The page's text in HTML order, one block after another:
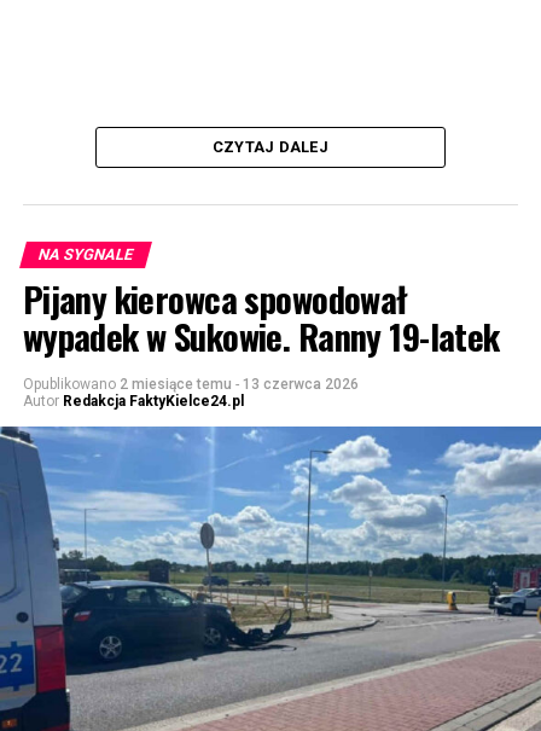
CZYTAJ DALEJ
NA SYGNALE
Pijany kierowca spowodował
wypadek w Sukowie. Ranny 19-latek
Opublikowano 2 miesiące temu - 13 czerwca 2026
Autor Redakcja FaktyKielce24.pl